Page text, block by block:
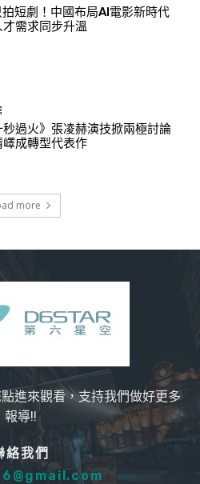
拍短劇！中國布局AI電影新時代
才需求同步升溫
秒過火》張凌赫演技掀兩極討論
嶧成轉型代表作
more
進來觀看，支持我們做好更多
報導!!
絡我們